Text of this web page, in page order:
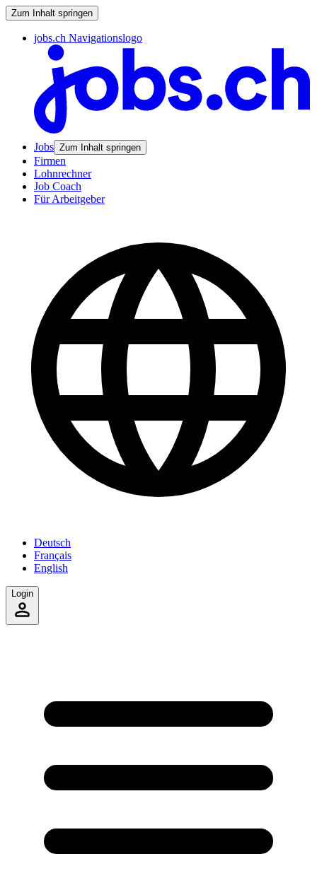
Zum Inhalt springen
jobs.ch Navigationslogo
Jobs Zum Inhalt springen
Firmen
Lohnrechner
Job Coach
Für Arbeitgeber
Deutsch
Français
English
Login